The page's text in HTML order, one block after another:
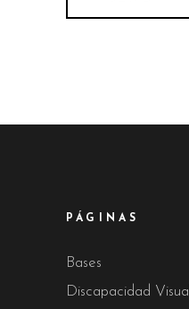
PÁGINAS
Bases
Discapacidad Visual